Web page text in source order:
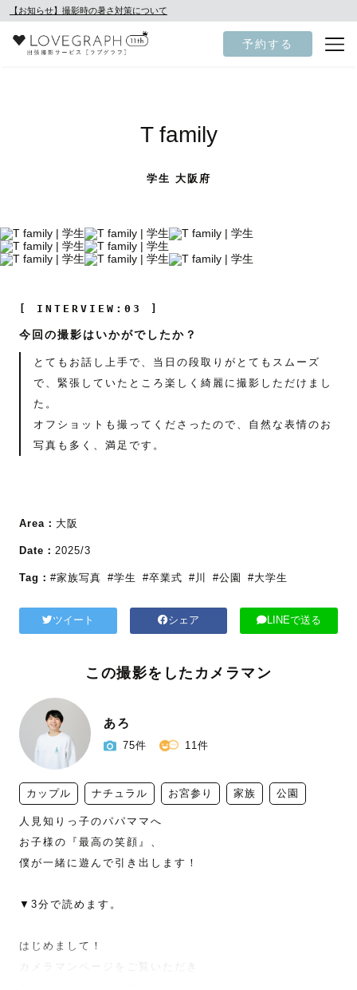
【お知らせ】撮影時の暑さ対策について
予約する
T family
学生 大阪府
[ INTERVIEW:03 ]
今回の撮影はいかがでしたか？
とてもお話し上手で、当日の段取りがとてもスムーズ
で、緊張していたところ楽しく綺麗に撮影しただけまし
た。
オフショットも撮ってくださったので、自然な表情のお
写真も多く、満足です。
Area： 大阪
Date： 2025/3
Tag： #家族写真 #学生 #卒業式 #川 #公園 #大学生
ツイート シェア LINEで送る
この撮影をしたカメラマン
あろ
75件 11件
カップル ナチュラル お宮参り 家族 公園
人見知りっ子のパパママへ
お子様の『最高の笑顔』、
僕が一緒に遊んで引き出します！
▼3分で読めます。
はじめまして！
カメラマンページをご覧いただき